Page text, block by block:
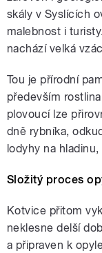
skály v Syslících
malebnost i
nachází velká
Tou je přírodní
především
plovoucí lze
dně rybníka,
lodyhy na
Složitý proces
Kotvice přitom
neklesne delší
a připraven k